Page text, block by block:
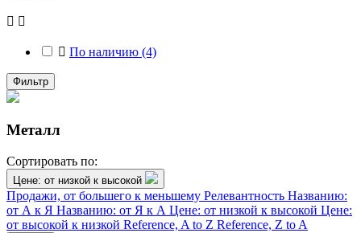
 
 По наличию (4)
Фильтр
Металл
Сортировать по:
Цене: от низкой к высокой
Продажи, от большего к меньшему Релевантность Названию:
от А к Я Названию: от Я к А Цене: от низкой к высокой Цене:
от высокой к низкой Reference, A to Z Reference, Z to A